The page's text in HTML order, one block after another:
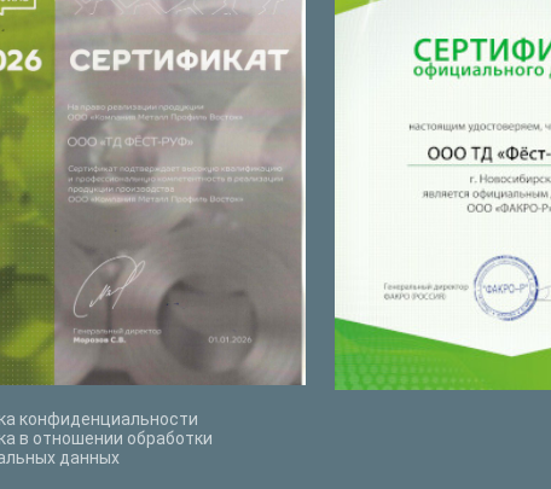
конфиденциальности
в отношении обработки
данных